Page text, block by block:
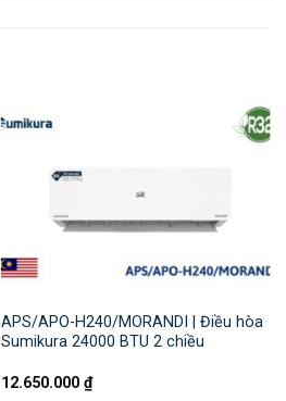
APS/APO-H240/MORANDI | Điều hòa
Sumikura 24000 BTU 2 chiều
12.650.000 ₫